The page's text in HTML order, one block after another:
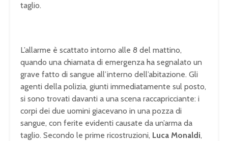
taglio.
L’allarme è scattato intorno alle 8 del mattino,
quando una chiamata di emergenza ha segnalato un
grave fatto di sangue all’interno dell’abitazione. Gli
agenti della polizia, giunti immediatamente sul posto,
si sono trovati davanti a una scena raccapricciante: i
corpi dei due uomini giacevano in una pozza di
sangue, con ferite evidenti causate da un’arma da
taglio. Secondo le prime ricostruzioni, Luca Monaldi,